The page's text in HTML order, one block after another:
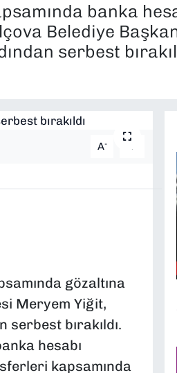
banka
Belediye
serbest
A- A
gözaltına
Meryem Yiğit,
serbest bırakıldı.
hesabı
kapsamında